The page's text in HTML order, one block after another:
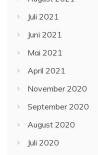
Juli 2021
Juni 2021
Mai 2021
April 2021
November 2020
September 2020
August 2020
Juli 2020